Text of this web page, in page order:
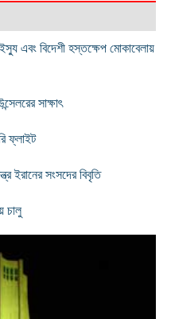
এবং বিদেশী হস্তক্ষেপ মোকাবেলায়
সাক্ষাৎ
ফ্লাইট
ইরানের সংসদের বিবৃতি
চালু